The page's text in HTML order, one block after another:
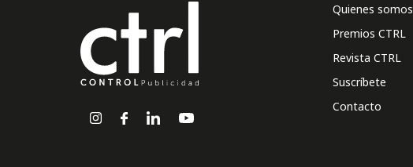
Quienes somos
Premios CTRL
Revista CTRL
Suscríbete
Contacto